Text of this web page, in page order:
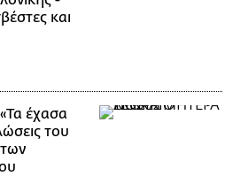
και
έχασα
του